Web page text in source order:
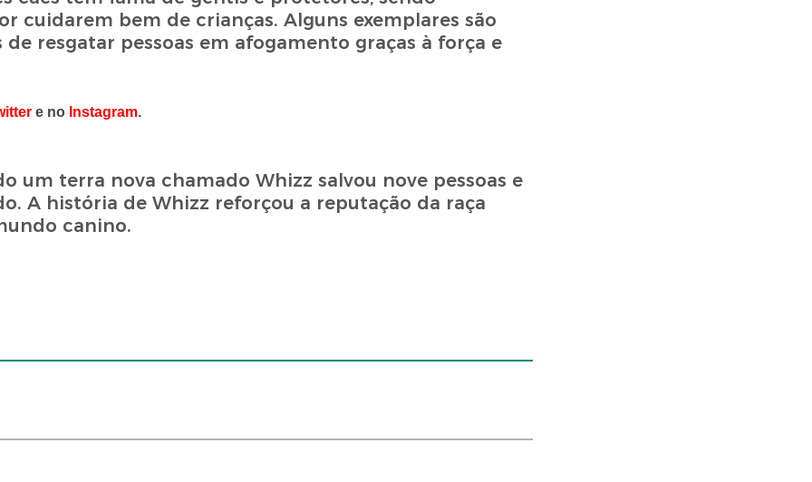
cuidarem bem de crianças. Alguns exemplares são
resgatar pessoas em afogamento graças à força e
e no Instagram.
um terra nova chamado Whizz salvou nove pessoas e
A história de Whizz reforçou a reputação da raça
canino.